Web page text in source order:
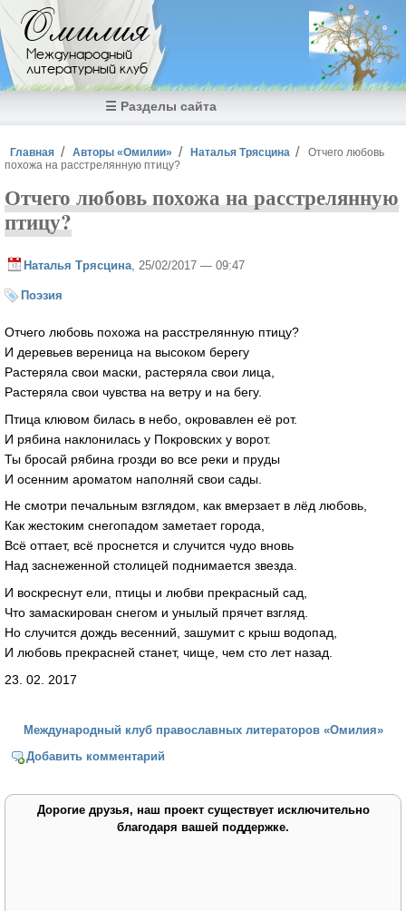
Перейти к основному содержанию
Омилия
Международный
литературный клуб
☰ Разделы сайта
Вы здесь
Главная Авторы «Омилии» Наталья Трясцина
Отчего любовь
похожа на расстрелянную птицу?
Отчего любовь похожа на расстрелянную
птицу?
Наталья Трясцина , 25/02/2017 — 09:47
Поэзия
Отчего любовь похожа на расстрелянную птицу?
И деревьев вереница на высоком берегу
Растеряла свои маски, растеряла свои лица,
Растеряла свои чувства на ветру и на бегу.
Птица клювом билась в небо, окровавлен её рот.
И рябина наклонилась у Покровских у ворот.
Ты бросай рябина грозди во все реки и пруды
И осенним ароматом наполняй свои сады.
Не смотри печальным взглядом, как вмерзает в лёд любовь,
Как жестоким снегопадом заметает города,
Всё оттает, всё проснется и случится чудо вновь
Над заснеженной столицей поднимается звезда.
И воскреснут ели, птицы и любви прекрасный сад,
Что замаскирован снегом и унылый прячет взгляд.
Но случится дождь весенний, зашумит с крыш водопад,
И любовь прекрасней станет, чище, чем сто лет назад.
23. 02. 2017
Международный клуб православных литераторов «Омилия»
Добавить комментарий
Дорогие друзья, наш проект существует исключительно
благодаря вашей поддержке.